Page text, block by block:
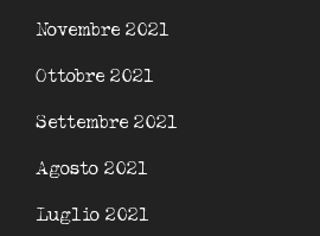
Novembre 2021
Ottobre 2021
Settembre 2021
Agosto 2021
Luglio 2021